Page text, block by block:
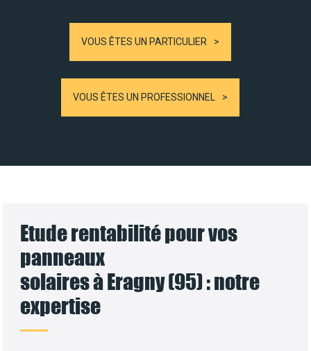
VOUS ÊTES UN PARTICULIER
VOUS ÊTES UN PROFESSIONNEL
Etude rentabilité pour vos
panneaux
solaires à Eragny (95) : notre
expertise